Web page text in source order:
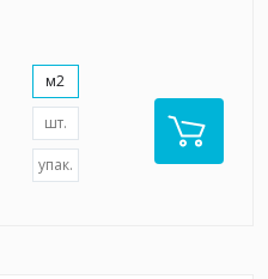
м2
шт.
упак.